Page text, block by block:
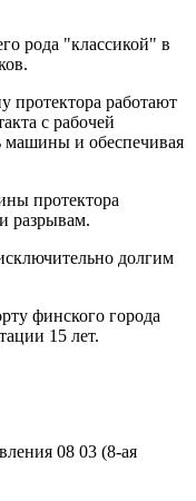
рода "классикой" в
протектора работают
с рабочей
машины и обеспечивая
протектора
разрывам.
долгим
финского города
15 лет.
08 03 (8-ая